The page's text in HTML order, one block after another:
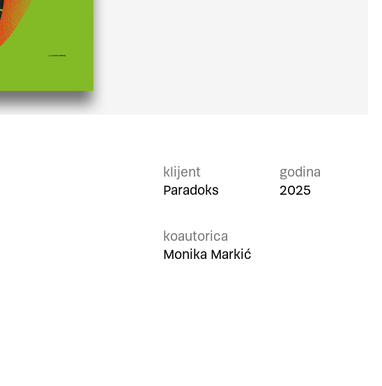
klijent
Paradoks
godina
2025
koautorica
Monika Markić